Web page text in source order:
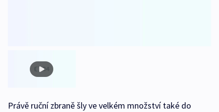
Právě ruční zbraně šly ve velkém množství také do